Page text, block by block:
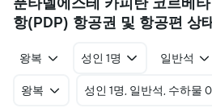
항(PDP) 항공권 및 항공편 상
왕복 성인 1명 일반석
왕복 성인 1명, 일반석, 수하물